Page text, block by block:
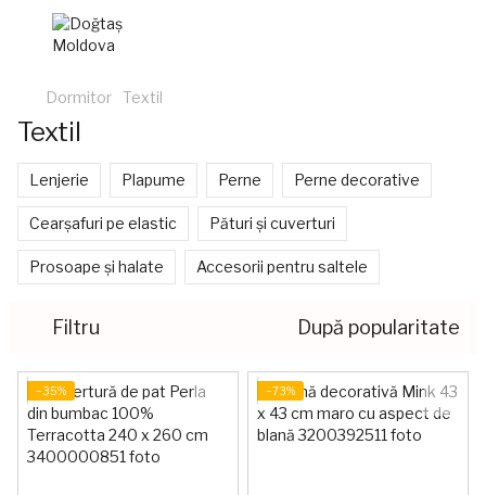
Dormitor Textil
Textil
Lenjerie Plapume Perne Perne decorative
Cearșafuri pe elastic Pături și cuverturi
Prosoape și halate Accesorii pentru saltele
Filtru După popularitate
−35% −73%